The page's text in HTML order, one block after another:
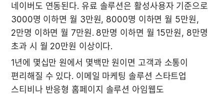
네이버도 연동된다. 유료 솔루션은 활성사용자 기준으로
3000명 이하면 월 3만원, 8000명 이하면 월 5만원,
2만명 이하면 월 7만원. 8만명 이하면 월 15만원, 8만명
초과 시 월 20만원 이상이다.
1년에 몇십만 원에서 몇백만 원이면 고객과 소통이
편리해질 수 있다. 이메일 마케팅 솔루션 스타트업
스티비나 반응형 홈페이지 솔루션 아임웹도